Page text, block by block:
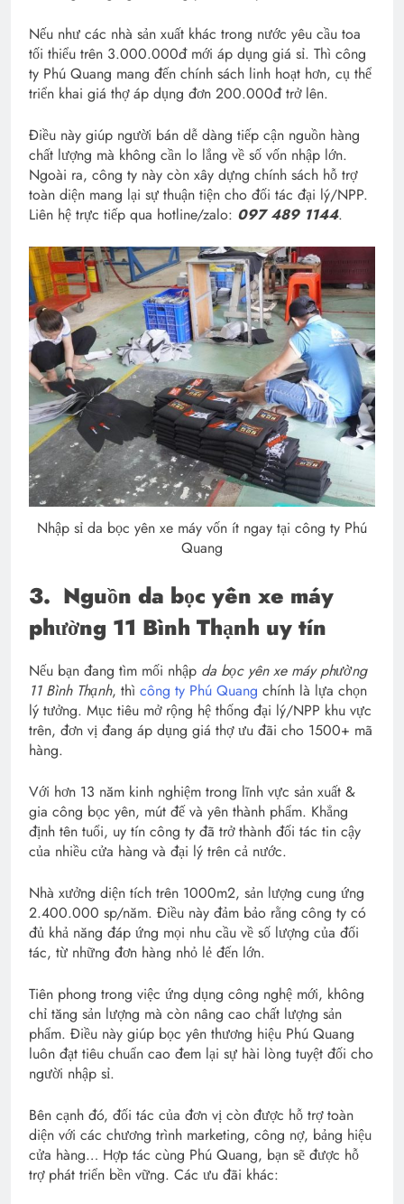
Nếu như các nhà sản xuất khác trong nước yêu cầu toa
tối thiểu trên 3.000.000đ mới áp dụng giá sỉ. Thì công
ty Phú Quang mang đến chính sách linh hoạt hơn, cụ thể
triển khai giá thợ áp dụng đơn 200.000đ trở lên.
Điều này giúp người bán dễ dàng tiếp cận nguồn hàng
chất lượng mà không cần lo lắng về số vốn nhập lớn.
Ngoài ra, công ty này còn xây dựng chính sách hỗ trợ
toàn diện mang lại sự thuận tiện cho đối tác đại lý/NPP.
Liên hệ trực tiếp qua hotline/zalo: 097 489 1144.
Nhập sỉ da bọc yên xe máy vốn ít ngay tại công ty Phú
Quang
3. Nguồn da bọc yên xe máy
phường 11 Bình Thạnh uy tín
Nếu bạn đang tìm mối nhập da bọc yên xe máy phường
11 Bình Thạnh, thì công ty Phú Quang chính là lựa chọn
lý tưởng. Mục tiêu mở rộng hệ thống đại lý/NPP khu vực
trên, đơn vị đang áp dụng giá thợ ưu đãi cho 1500+ mã
hàng.
Với hơn 13 năm kinh nghiệm trong lĩnh vực sản xuất &
gia công bọc yên, mút đế và yên thành phẩm. Khẳng
định tên tuổi, uy tín công ty đã trở thành đối tác tin cậy
của nhiều cửa hàng và đại lý trên cả nước.
Nhà xưởng diện tích trên 1000m2, sản lượng cung ứng
2.400.000 sp/năm. Điều này đảm bảo rằng công ty có
đủ khả năng đáp ứng mọi nhu cầu về số lượng của đối
tác, từ những đơn hàng nhỏ lẻ đến lớn.
Tiên phong trong việc ứng dụng công nghệ mới, không
chỉ tăng sản lượng mà còn nâng cao chất lượng sản
phẩm. Điều này giúp bọc yên thương hiệu Phú Quang
luôn đạt tiêu chuẩn cao đem lại sự hài lòng tuyệt đối cho
người nhập sỉ.
Bên cạnh đó, đối tác của đơn vị còn được hỗ trợ toàn
diện với các chương trình marketing, công nợ, bảng hiệu
cửa hàng… Hợp tác cùng Phú Quang, bạn sẽ được hỗ
trợ phát triển bền vững. Các ưu đãi khác: